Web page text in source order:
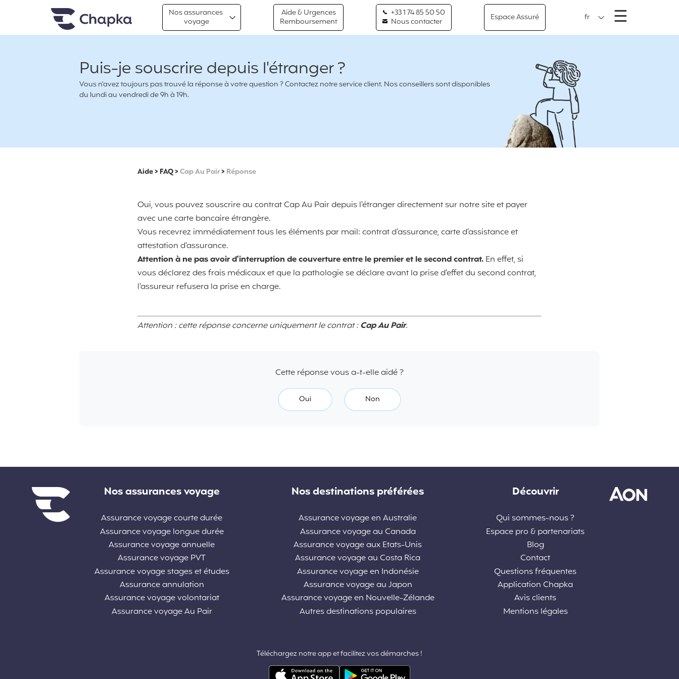
Chapka Assurances VoyagesNos assurances
voyage
Aide & Urgences
Remboursement
+33 1 74 85 50 50
Nous contacter
Espace Assuré fr ☰
Puis-je souscrire depuis l'étranger ?
Vous n’avez toujours pas trouvé la réponse à votre question ? Contactez notre service client. Nos conseillers sont disponibles
du lundi au vendredi de 9h à 19h.
Aide> FAQ>Cap Au Pair> Réponse
Oui, vous pouvez souscrire au contrat Cap Au Pair depuis l'étranger directement sur notre site et payer
avec une carte bancaire étrangère.
Vous recevrez immédiatement tous les éléments par mail: contrat d’assurance, carte d'assistance et
attestation d'assurance.
Attention à ne pas avoir d'interruption de couverture entre le premier et le second contrat. En effet, si
vous déclarez des frais médicaux et que la pathologie se déclare avant la prise d'effet du second contrat,
l'assureur refusera la prise en charge.
Attention : cette réponse concerne uniquement le contrat :Cap Au Pair.
Cette réponse vous a-t-elle aidé ?
Oui Non
Liens divers Nos assurances voyage
Assurance voyage courte durée
Assurance voyage longue durée
Assurance voyage annuelle
Assurance voyage PVT
Assurance voyage stages et études
Assurance annulation
Assurance voyage volontariat
Assurance voyage Au Pair
Nos destinations préférées
Assurance voyage en Australie
Assurance voyage au Canada
Assurance voyage aux Etats-Unis
Assurance voyage au Costa Rica
Assurance voyage en Indonésie
Assurance voyage au Japon
Assurance voyage en Nouvelle-Zélande
Autres destinations populaires
Découvrir
Qui sommes-nous ?
Espace pro & partenariats
Blog
Contact
Questions fréquentes
Application Chapka
Avis clients
Mentions légales
Téléchargez notre app et facilitez vos démarches !